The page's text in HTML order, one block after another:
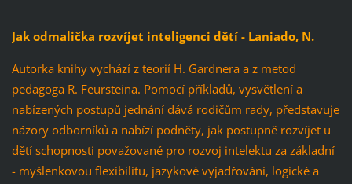
Jak odmalička rozvíjet inteligenci dětí - Laniado, N.
Autorka knihy vychází z teorií H. Gardnera a z metod
pedagoga R. Feursteina. Pomocí příkladů, vysvětlení a
nabízených postupů jednání dává rodičům rady, představuje
názory odborníků a nabízí podněty, jak postupně rozvíjet u
dětí schopnosti považované pro rozvoj intelektu za základní
- myšlenkovou flexibilitu, jazykové vyjadřování, logické a